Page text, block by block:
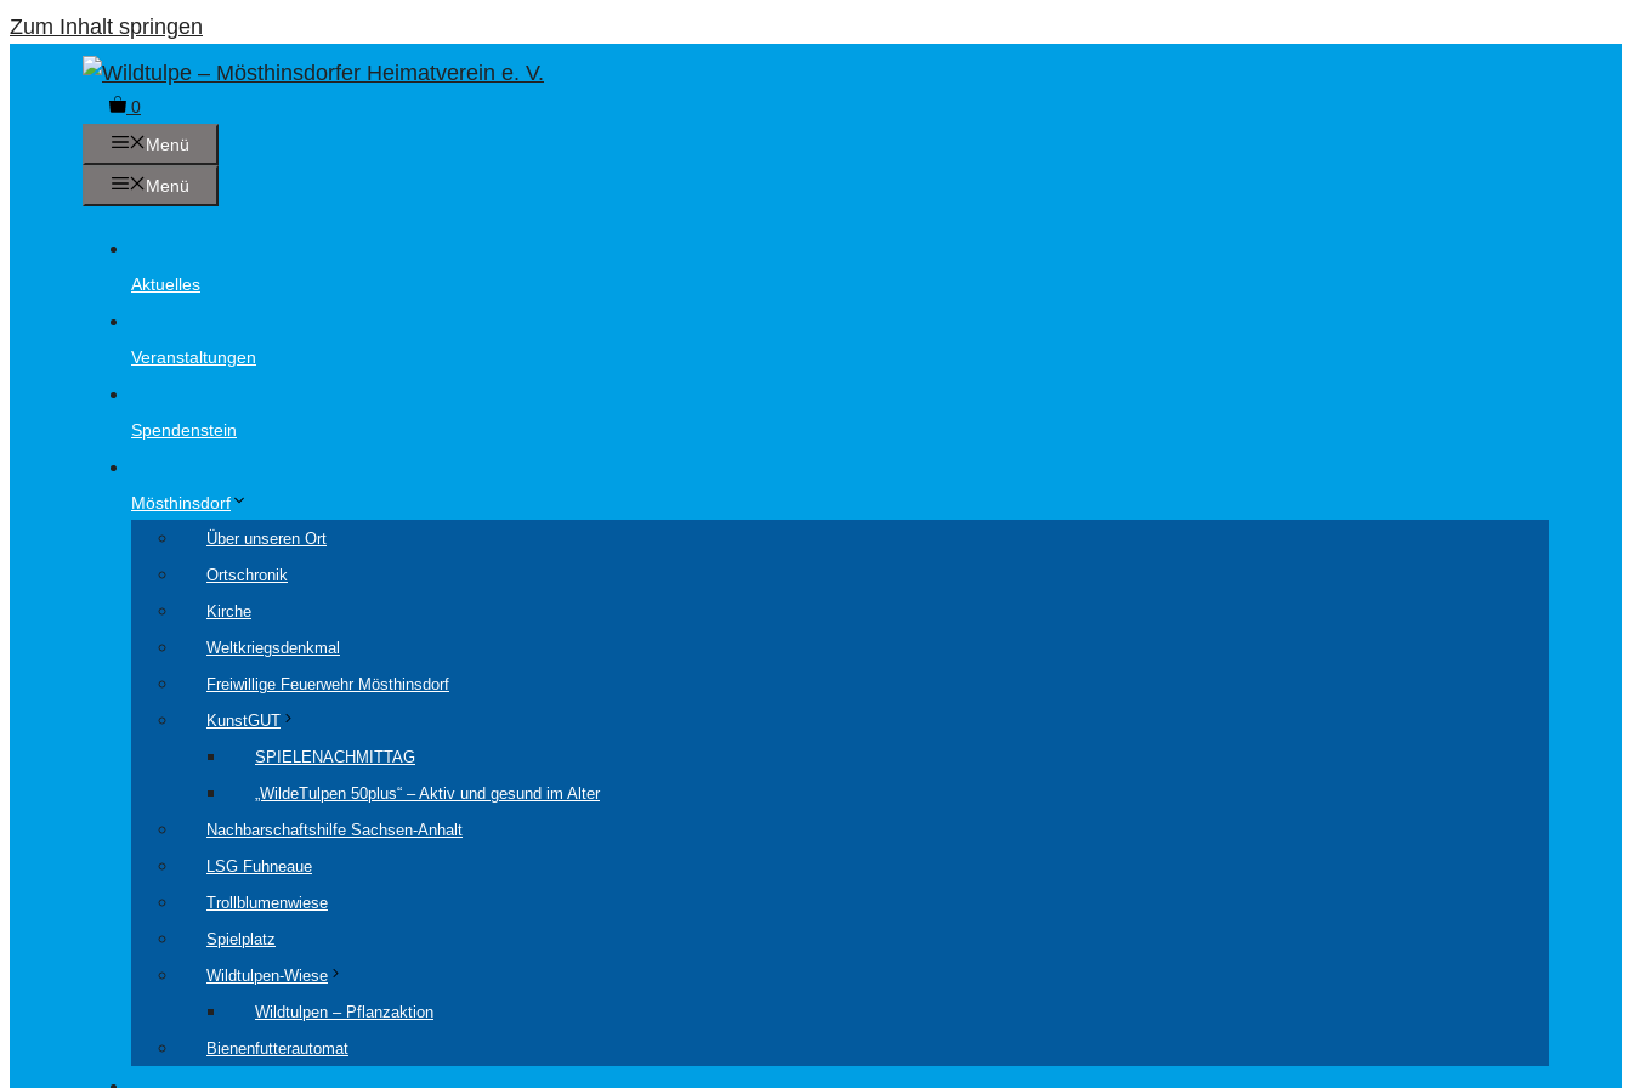
Zum Inhalt springen
0
Menü
Menü
Aktuelles
Veranstaltungen
Spendenstein
Mösthinsdorf
Über unseren Ort
Ortschronik
Kirche
Weltkriegsdenkmal
Freiwillige Feuerwehr Mösthinsdorf
KunstGUT
SPIELENACHMITTAG
„WildeTulpen 50plus“ – Aktiv und gesund im Alter
Nachbarschaftshilfe Sachsen-Anhalt
LSG Fuhneaue
Trollblumenwiese
Spielplatz
Wildtulpen-Wiese
Wildtulpen – Pflanzaktion
Bienenfutterautomat